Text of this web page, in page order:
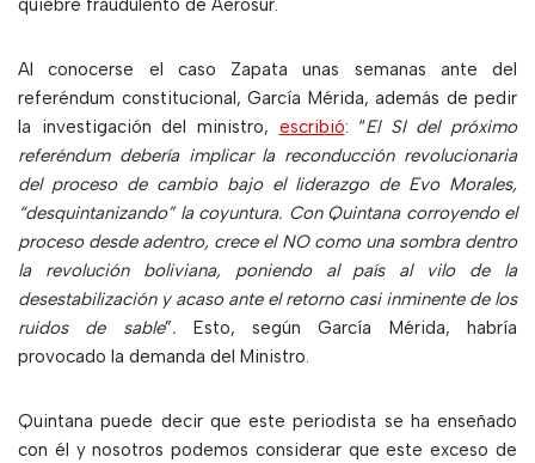
quiebre fraudulento de Aerosur.
Al conocerse el caso Zapata unas semanas ante del
referéndum constitucional, García Mérida, además de pedir
la investigación del ministro, escribió: “El SI del próximo
referéndum debería implicar la reconducción revolucionaria
del proceso de cambio bajo el liderazgo de Evo Morales,
“desquintanizando” la coyuntura. Con Quintana corroyendo el
proceso desde adentro, crece el NO como una sombra dentro
la revolución boliviana, poniendo al país al vilo de la
desestabilización y acaso ante el retorno casi inminente de los
ruidos de sable”. Esto, según García Mérida, habría
provocado la demanda del Ministro.
Quintana puede decir que este periodista se ha enseñado
con él y nosotros podemos considerar que este exceso de